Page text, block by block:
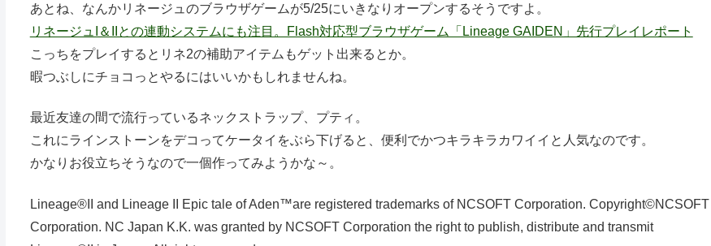
あとね、なんかリネージュのブラウザゲームが5/25にいきなりオープンするそうですよ。
リネージュI＆IIとの連動システムにも注目。Flash対応型ブラウザゲーム「Lineage GAIDEN」先行プレイレポート
こっちをプレイするとリネ2の補助アイテムもゲット出来るとか。
暇つぶしにチョコっとやるにはいいかもしれませんね。
最近友達の間で流行っているネックストラップ、プティ。
これにラインストーンをデコってケータイをぶら下げると、便利でかつキラキラカワイイと人気なのです。
かなりお役立ちそうなので一個作ってみようかな～。
Lineage®II and Lineage II Epic tale of Aden™are registered trademarks of NCSOFT Corporation. Copyright©NCSOFT
Corporation. NC Japan K.K. was granted by NCSOFT Corporation the right to publish, distribute and transmit